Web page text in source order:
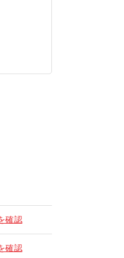
確認
確認